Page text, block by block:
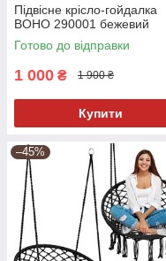
Підвісне крісло-гойдалка
BOHO 290001 бежевий
Готово до відправки
1 000 ₴ 1 900 ₴
Купити
–45%